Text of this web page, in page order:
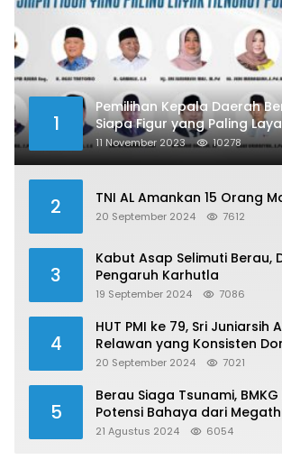
1
Pemilihan Kepala Daerah
Siapa Figur yang Paling
Publik?
11 November 2023 10278
2 TNI AL Amankan 15 Orang
20 September 2024 7612
3
Kabut Asap Selimuti Berau,
Pengaruh Karhutla
19 September 2024 7086
4
HUT PMI ke 79, Sri Juniarsih
Relawan yang Konsisten
20 September 2024 7021
5
Berau Siaga Tsunami,
Potensi Bahaya dari
Sulawesi
21 Agustus 2024 6054